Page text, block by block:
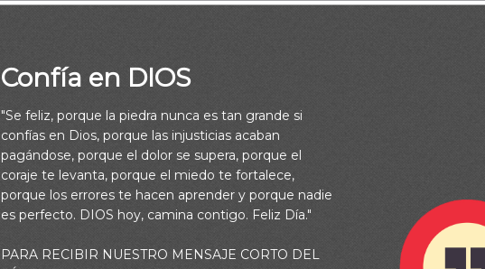
De todas las direcciones “correctas” que podemos tomar en la vida, “seguir
duda la que nos llevará más lejos.
Confía en DIOS
"Se feliz, porque la piedra nunca es tan grande si
confías en Dios, porque las injusticias acaban
pagándose, porque el dolor se supera, porque el
coraje te levanta, porque el miedo te fortalece,
porque los errores te hacen aprender y porque nadie
es perfecto. DIOS hoy, camina contigo. Feliz Día."
PARA RECIBIR NUESTRO MENSAJE CORTO DEL